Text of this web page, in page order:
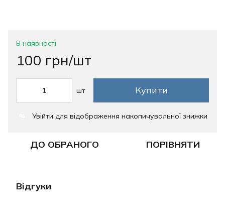
В наявності
100 грн/шт
шт Купити
Увійти для відображення накопичувальної знижки
ДО ОБРАНОГО ПОРІВНЯТИ
Відгуки